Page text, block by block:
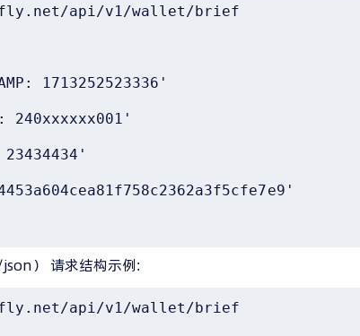
api/v1/wallet/brief
1713252523336'
240xxxxxx001'
23434434'
） 请求结构示例:
api/v1/wallet/brief